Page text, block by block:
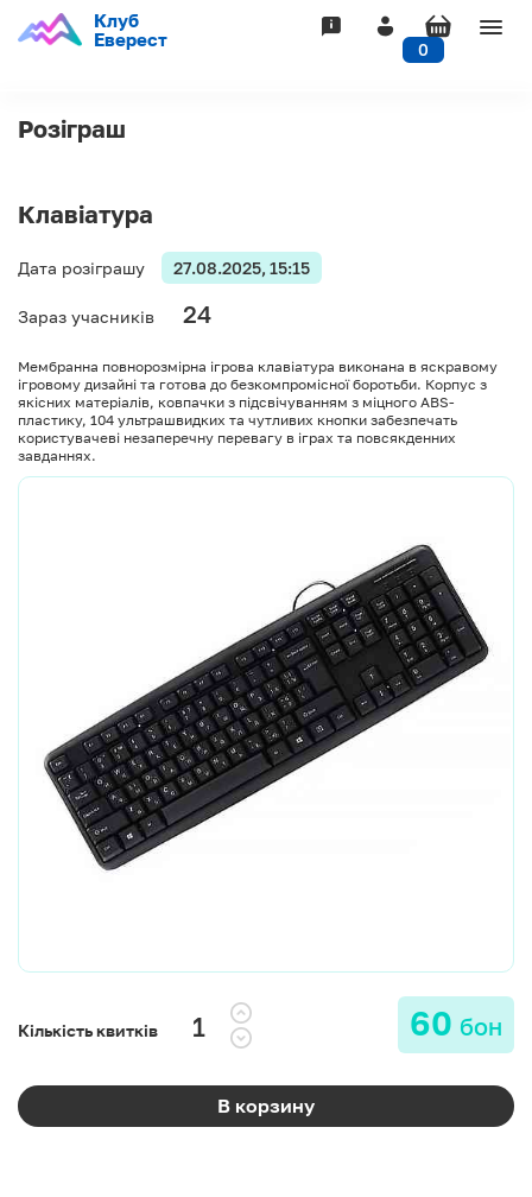
Клуб
Еверест
0
Розіграш
Клавіатура
Дата розіграшу 27.08.2025, 15:15
Зараз учасників 24
Мембранна повнорозмірна ігрова клавіатура виконана в яскравому
ігровому дизайні та готова до безкомпромісної боротьби. Корпус з
якісних матеріалів, ковпачки з підсвічуванням з міцного ABS-
пластику, 104 ультрашвидких та чутливих кнопки забезпечать
користувачеві незаперечну перевагу в іграх та повсякденних
завданнях.
Кількість квитків 60 бон
В корзину